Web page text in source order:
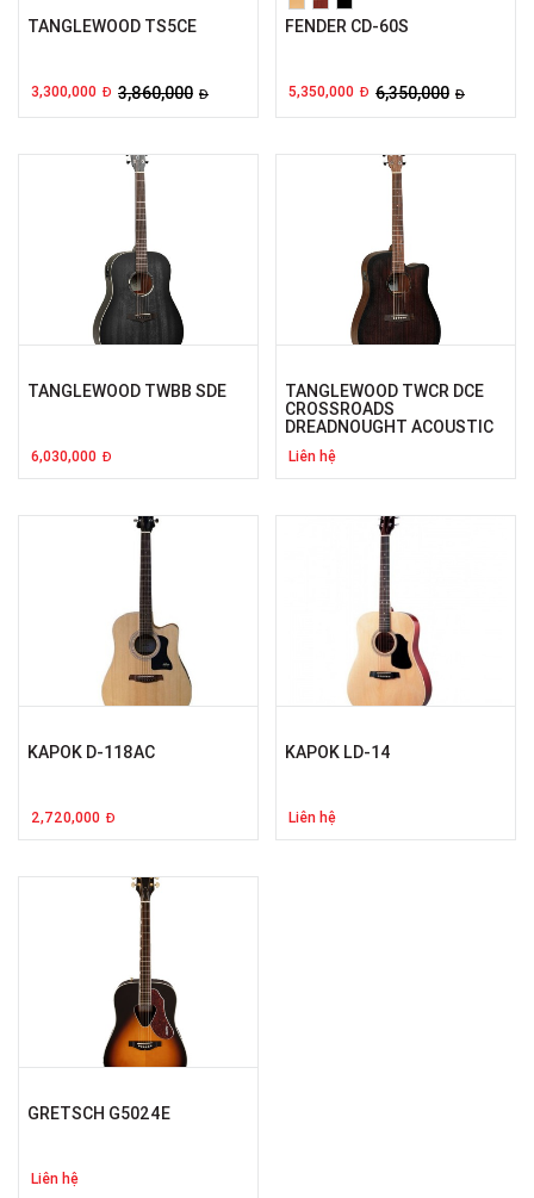
TANGLEWOOD TS5CE
3,300,000 Đ 3,860,000 Đ
FENDER CD-60S
5,350,000 Đ 6,350,000 Đ
TANGLEWOOD TWBB SDE
6,030,000 Đ
TANGLEWOOD TWCR DCE
CROSSROADS
DREADNOUGHT ACOUSTIC
Liên hệ
KAPOK D-118AC
2,720,000 Đ
KAPOK LD-14
Liên hệ
GRETSCH G5024E
Liên hệ